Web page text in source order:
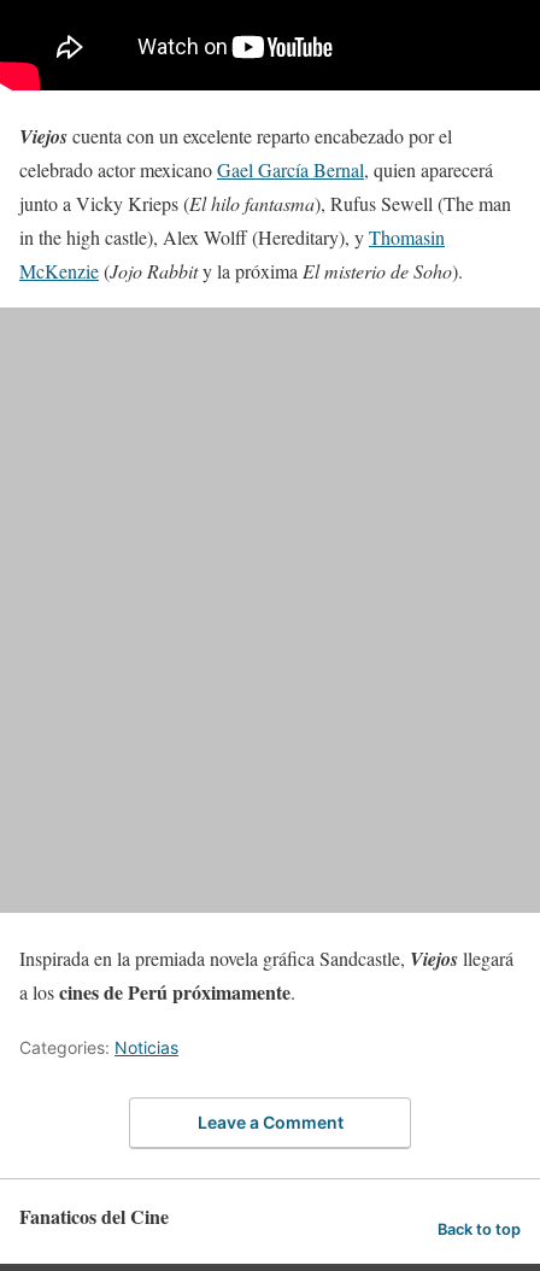
Viejoscuenta con un excelente reparto encabezado por el
celebrado actor mexicanoGael García Bernal, quien aparecerá
junto a Vicky Krieps (El hilo fantasma), Rufus Sewell (The man
in the high castle), Alex Wolff (Hereditary), yThomasin
McKenzie(Jojo Rabbity la próxima El misterio de Soho).
Inspirada en la premiada novela gráfica Sandcastle, Viejosllegará
a loscines de Perú próximamente.
Categories: Noticias
Leave a Comment
Fanaticos del Cine Back to top